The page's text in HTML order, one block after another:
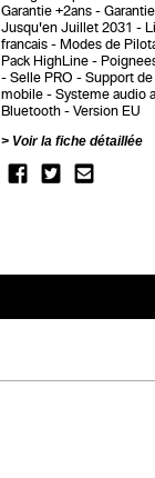
Garantie +2ans
Jusqu'en Juillet 2031
francais
Modes de
Pack HighLine
Selle PRO
Support
mobile
Systeme audio
Bluetooth
Version EU
Voir la fiche détaillée